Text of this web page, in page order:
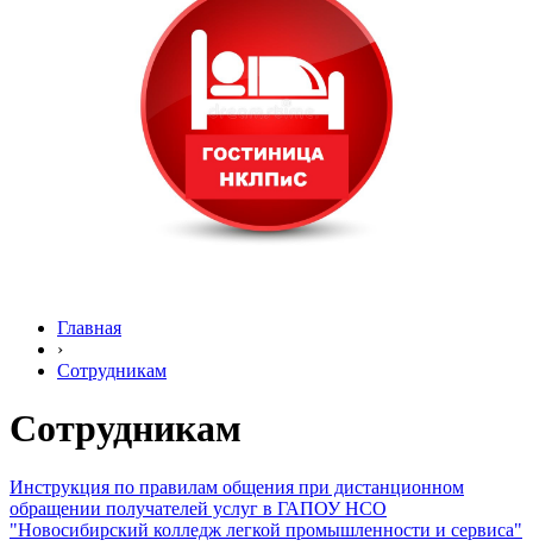
Главная
›
Сотрудникам
Сотрудникам
Инструкция по правилам общения при дистанционном
обращении получателей услуг в ГАПОУ НСО
"Новосибирский колледж легкой промышленности и сервиса"